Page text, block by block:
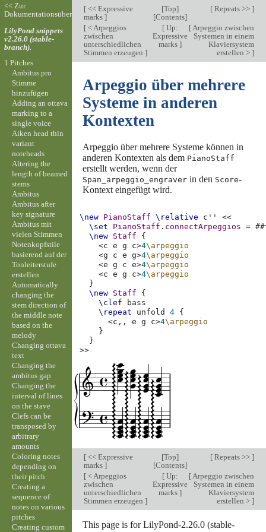
[<< Expressive
marks ]
[Top]
[Contents]
[Repeats >> ]
[< Arpeggios
zwischen
unterschiedlichen
Stimmen erzeugen ]
[Up:
Expressive
marks ]
[Arpeggio zwischen
Systemen in einem
Klaviersystem
erstellen > ]
Arpeggio über mehrere
Systeme in anderen
Kontexten
Arpeggio über mehrere Systeme können in
anderen Kontexten als dem PianoStaff
erstellt werden, wenn der
Span_arpeggio_engraverin den Score-
Kontext eingefügt wird.
\new PianoStaff \relative c''
<<
\set
PianoStaff . connectArpeggios = #
\new Staff
{
<c e g c>4\arpeggio
<g c e g>4\arpeggio
<e g c e>4\arpeggio
<c e g c>4\arpeggio
}
\new Staff
{
\clef
bass
\repeat
unfold 4 {
<c,, e g c>4\arpeggio
}
}
>>
[<< Expressive
marks ]
[Top]
[Contents]
[Repeats >> ]
[< Arpeggios
zwischen
unterschiedlichen
Stimmen erzeugen ]
[Up:
Expressive
marks ]
[Arpeggio zwischen
Systemen in einem
Klaviersystem
erstellen > ]
This page is for LilyPond-2.26.0 (stable-
<< Zur
Dokumentationsübersicht
LilyPond snippets
v2.26.0 (stable-
branch).
1 Pitches
Ambitus pro
Stimme
hinzufügen
Adding an ottava
marking to a
single voice
Aiken head thin
variant
noteheads
Altering the
length of beamed
stems
Ambitus
Ambitus after
key signature
Ambitus mit
vielen Stimmen
Notenkopfstile
basierend auf der
Tonleiterstufe
erstellen
Automatically
changing the
stem direction of
the middle note
based on the
melody
Changing ottava
text
Changing the
ambitus gap
Changing the
interval of lines
on the stave
Clefs can be
transposed by
arbitrary
amounts
Coloring notes
depending on
their pitch
Creating a
sequence of
notes on various
pitches
Creating custom